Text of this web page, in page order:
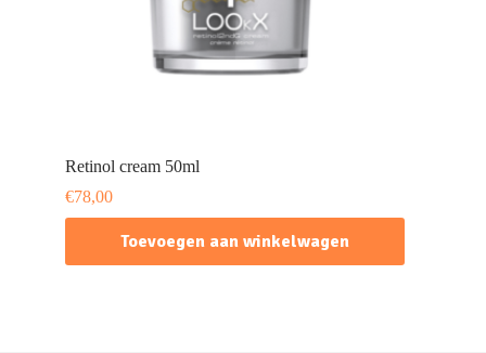
Retinol cream 50ml
€78,00
Toevoegen aan winkelwagen